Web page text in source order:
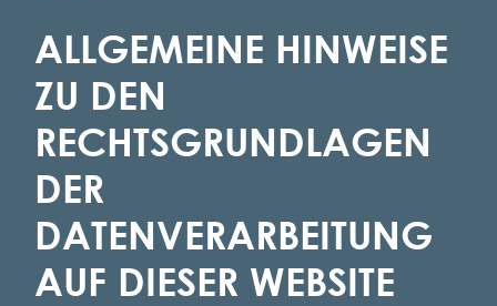
ALLGEMEINE HINWEISE
ZU DEN
RECHTSGRUNDLAGEN
DER
DATENVERARBEITUNG
AUF DIESER WEBSITE